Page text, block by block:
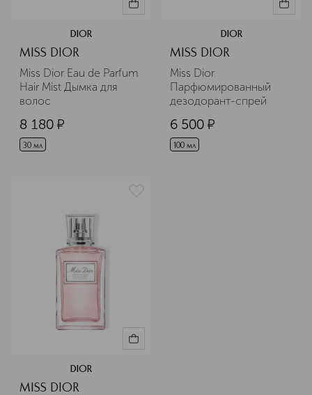
DIOR
MISS DIOR
Miss Dior Eau de Parfum
Hair Mist Дымка для
волос
8 180 ¤
30 мл
DIOR
MISS DIOR
Miss Dior
Парфюмированный
дезодорант-спрей
6 500 ¤
100 мл
DIOR
MISS DIOR